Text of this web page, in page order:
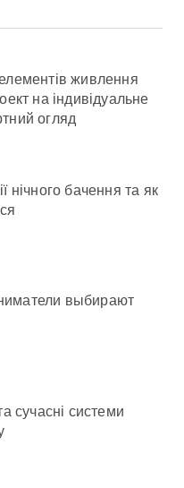
живлення
на індивідуальне
огляд
нічного бачення та як
выбирают
сучасні системи